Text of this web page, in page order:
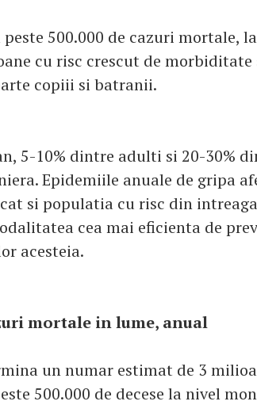
500.000 de cazuri mortale,
cu risc crescut de morbiditate
copiii si batranii.
5-10% dintre adulti si 20-30%
Epidemiile anuale de gripa
si populatia cu risc din
cea mai eficienta de
acesteia.
mortale in lume, anual
un numar estimat de 3
500.000 de decese la nivel